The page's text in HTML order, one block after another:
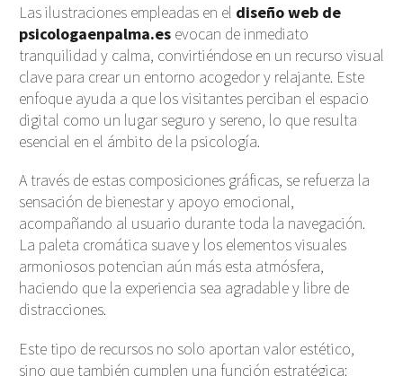
Las ilustraciones empleadas en el diseño web de
psicologaenpalma.es evocan de inmediato
tranquilidad y calma, convirtiéndose en un recurso visual
clave para crear un entorno acogedor y relajante. Este
enfoque ayuda a que los visitantes perciban el espacio
digital como un lugar seguro y sereno, lo que resulta
esencial en el ámbito de la psicología.
A través de estas composiciones gráficas, se refuerza la
sensación de bienestar y apoyo emocional,
acompañando al usuario durante toda la navegación.
La paleta cromática suave y los elementos visuales
armoniosos potencian aún más esta atmósfera,
haciendo que la experiencia sea agradable y libre de
distracciones.
Este tipo de recursos no solo aportan valor estético,
sino que también cumplen una función estratégica: